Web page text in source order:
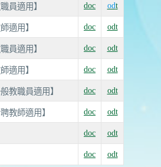
員適用】 doc odt
適用】 doc odt
員適用】 doc odt
適用】 doc odt
教職員適用】 doc odt
教師適用】 doc odt
doc odt
doc odt